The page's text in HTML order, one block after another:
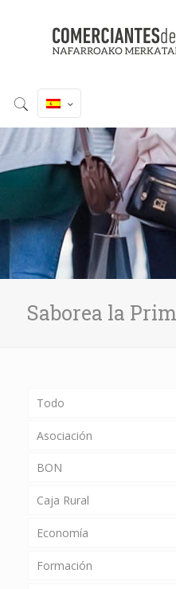
Saborea la
Todo
Asociación
BON
Caja Rural
Economía
Formación